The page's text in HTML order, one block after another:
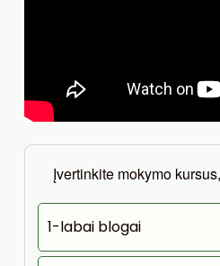
Įvertinkite mokymo
1-labai blogai